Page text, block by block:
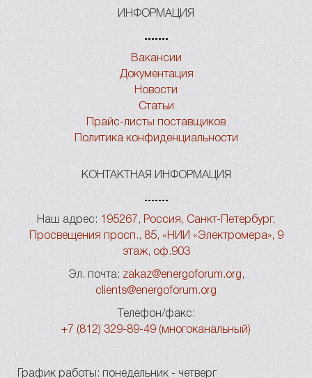
ИНФОРМАЦИЯ
Вакансии
Документация
Новости
Статьи
Прайс-листы поставщиков
Политика конфиденциальности
КОНТАКТНАЯ ИНФОРМАЦИЯ
Наш адрес: 195267, Россия, Санкт-Петербург,
Просвещения просп., 85, «НИИ «Электромера», 9
этаж, оф.903
Эл. почта: zakaz@energoforum.org ,
clients@energoforum.org
Телефон/факс:
+7 (812) 329-89-49 (многоканальный)
График работы: понедельник - четверг